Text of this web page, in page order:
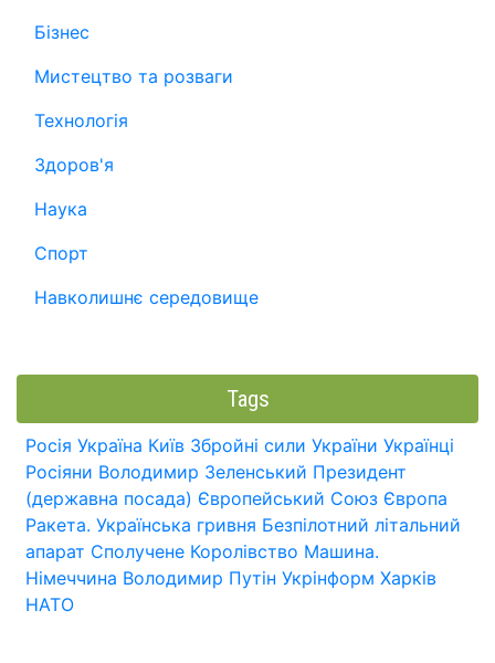
Бізнес
Мистецтво та розваги
Технологія
Здоров'я
Наука
Спорт
Навколишнє середовище
Tags
Росія Україна Київ Збройні сили України Українці
Росіяни Володимир Зеленський Президент
(державна посада) Європейський Союз Європа
Ракета. Українська гривня Безпілотний літальний
апарат Сполучене Королівство Машина.
Німеччина Володимир Путін Укрінформ Харків
НАТО